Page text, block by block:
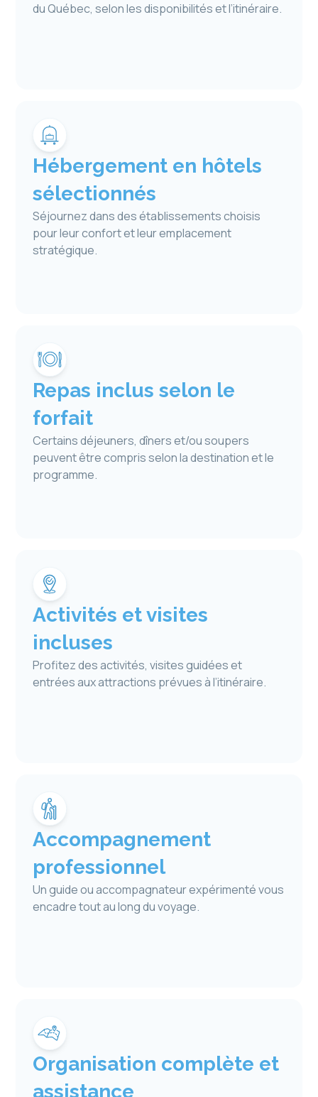
du Québec, selon les disponibilités et l’itinéraire.
Hébergement en hôtels
sélectionnés
Séjournez dans des établissements choisis
pour leur confort et leur emplacement
stratégique.
Repas inclus selon le
forfait
Certains déjeuners, dîners et/ou soupers
peuvent être compris selon la destination et le
programme.
Activités et visites
incluses
Profitez des activités, visites guidées et
entrées aux attractions prévues à l’itinéraire.
Accompagnement
professionnel
Un guide ou accompagnateur expérimenté vous
encadre tout au long du voyage.
Organisation complète et
assistance